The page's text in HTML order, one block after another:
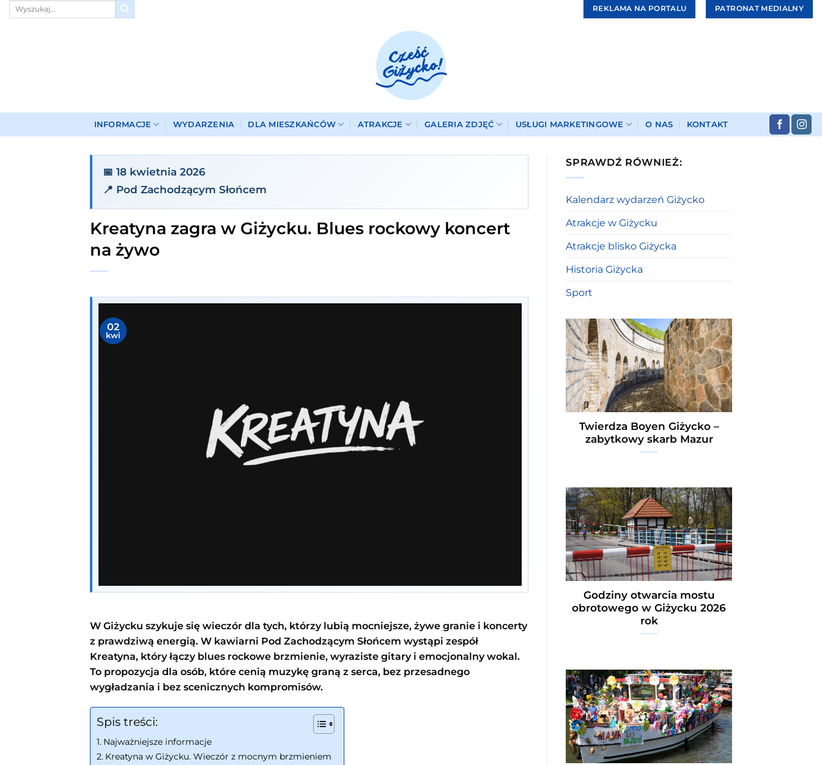
Przewiń
REKLAMA NA PORTALU PATRONAT MEDIALNY
INFORMACJE WYDARZENIA DLA MIESZKAŃCÓW ATRAKCJE GALERIA ZDJĘĆ USŁUGI MARKETINGOWE O NAS KONTAKT
📅 18 kwietnia 2026
📍 Pod Zachodzącym Słońcem
Kreatyna zagra w Giżycku. Blues rockowy koncert
na żywo
02
kwi
W Giżycku szykuje się wieczór dla tych, którzy lubią mocniejsze, żywe granie i koncerty
z prawdziwą energią. W kawiarni Pod Zachodzącym Słońcem wystąpi zespół
Kreatyna, który łączy blues rockowe brzmienie, wyraziste gitary i emocjonalny wokal.
To propozycja dla osób, które cenią muzykę graną z serca, bez przesadnego
wygładzania i bez scenicznych kompromisów.
Spis treści:
Najważniejsze informacje
Kreatyna w Giżycku. Wieczór z mocnym brzmieniem
SPRAWDŹ RÓWNIEŻ:
Kalendarz wydarzeń Giżycko
Atrakcje w Giżycku
Atrakcje blisko Giżycka
Historia Giżycka
Sport
Twierdza Boyen Giżycko –
zabytkowy skarb Mazur
Godziny otwarcia mostu
obrotowego w Giżycku 2026
rok